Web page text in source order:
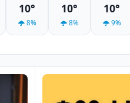
10°
8%
10°
8%
10°
9%